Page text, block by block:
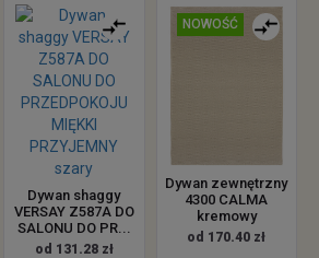
Dywan shaggy
VERSAY Z587A DO
SALONU DO PR...
od 131.28 zł
NOWOŚĆ
Dywan zewnętrzny
4300 CALMA
kremowy
od 170.40 zł